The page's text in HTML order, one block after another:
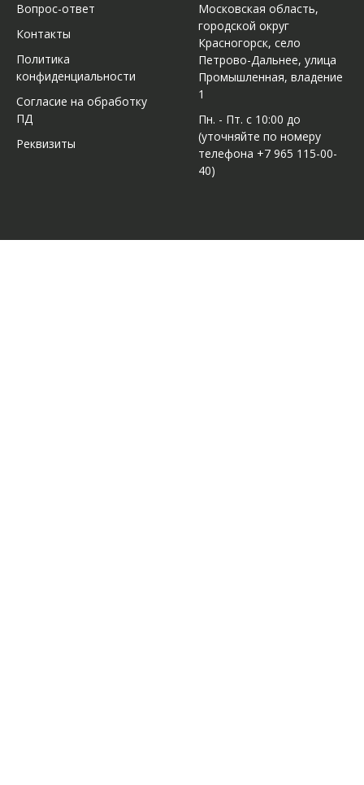
Вопрос-ответ
Контакты
Политика
конфиденциальности
Согласие на обработку
ПД
Реквизиты
Московская область,
городской округ
Красногорск, село
Петрово-Дальнее, улица
Промышленная, владение
1
Пн. - Пт. с 10:00 до
(уточняйте по номеру
телефона +7 965 115-00-
40)